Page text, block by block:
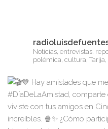
Noticias, entrevistas,
polémica, cultura,